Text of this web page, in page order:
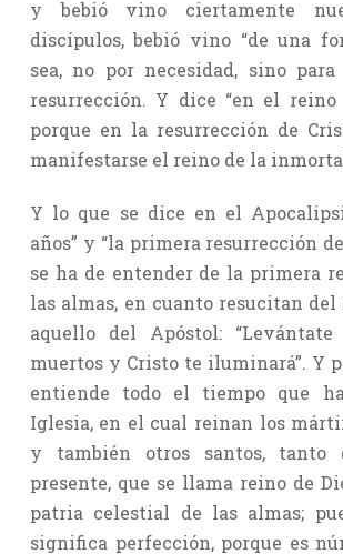
y bebió vino ciertamente
discípulos, bebió vino “de una
sea, no por necesidad, sino
resurrección. Y dice “en el reino
porque en la resurrección de
manifestarse el reino de la
Y lo que se dice en el
años” y “la primera resurrección
se ha de entender de la primera
las almas, en cuanto resucitan del
aquello del Apóstol:
muertos y Cristo te iluminará”. Y
entiende todo el tiempo que
Iglesia, en el cual reinan los
y también otros santos, tanto
presente, que se llama reino de
patria celestial de las almas;
significa perfección, porque es